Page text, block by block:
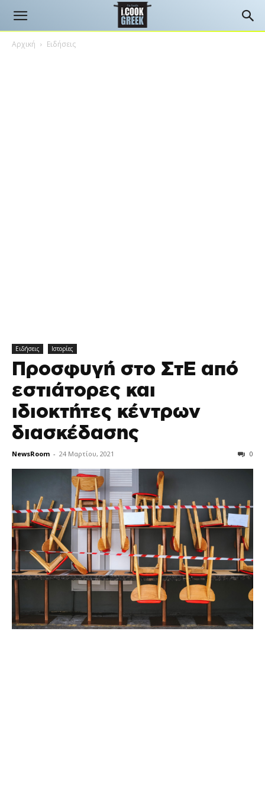
Αρχική Ειδήσεις
Ειδήσεις Ιστορίες
Προσφυγή στο ΣτΕ από
εστιάτορες και
ιδιοκτήτες κέντρων
διασκέδασης
NewsRoom - 24 Μαρτίου, 2021 0